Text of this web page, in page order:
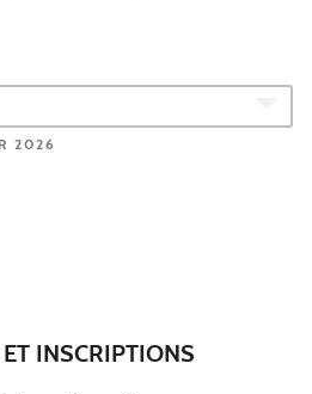
2026
INSCRIPTIONS